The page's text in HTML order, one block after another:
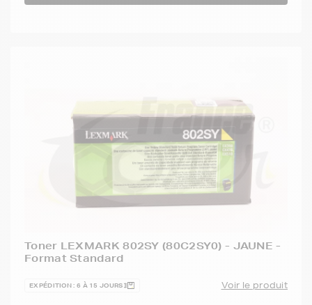
Toner LEXMARK 802SY (80C2SY0) - JAUNE -
Format Standard
EXPÉDITION : 6 À 15 JOURS Voir le produit